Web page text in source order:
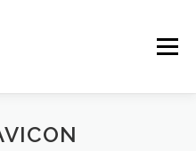
Valikko
YHTEYTTÄ